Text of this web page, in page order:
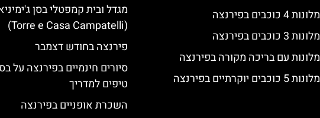
מלונות 4 כוכבים בפירנצה
מלונות 3 כוכבים בפירנצה
מלונות עם בריכה מקורה בפירנצה
מלונות 5 כוכבים יוקרתיים בפירנצה
מגדל ובית קמפטלי בסן
(Torre e Casa Campatelli)
פירנצה בחודש דצמבר
סיורים חינמיים בפירנצה על
טיפים למדריך
השכרת אופניים בפירנצה